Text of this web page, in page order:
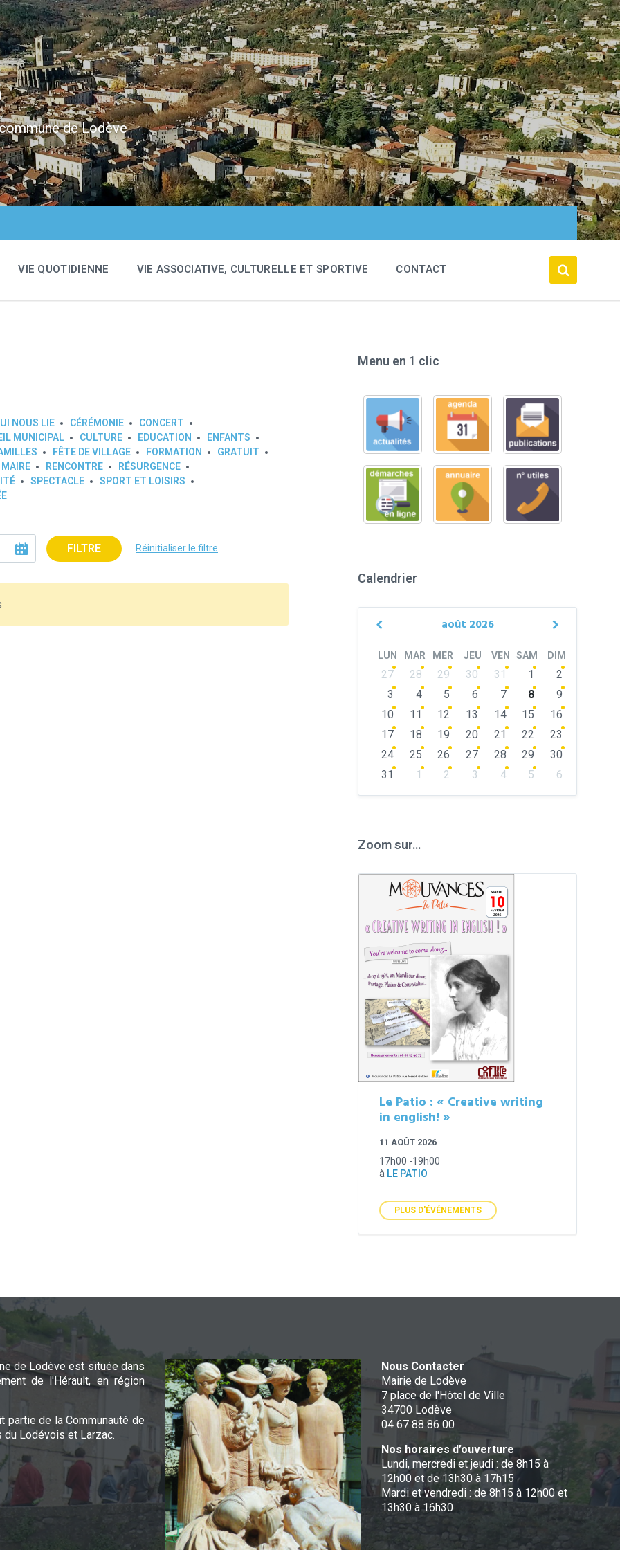
de Lodève
VIE QUOTIDIENNE VIE ASSOCIATIVE, CULTURELLE ET SPORTIVE CONTACT
NOUS LIE CÉRÉMONIE
CONCERT
MUNICIPAL CULTURE EDUCATION
ENFANTS
FÊTE DE VILLAGE FORMATION
GRATUIT
MAIRE RENCONTRE
RÉSURGENCE
SPECTACLE
SPORT ET LOISIRS
FILTRE Réinitialiser le filtre
Menu en 1 clic
Calendrier
août 2026
Previous
Next
LUN MAR MER JEU VEN SAM DIM
Skip
calendar
days
27 28 29 30 31 1
2
3
4 5 6 7 8
9
10
11 12 13 14 15
16
17
18 19 20 21 22
23
24
25 26 27 28 29
30
31
1 2 3 4 5
6
Zoom sur…
Le Patio : « Creative writing
in english! »
11 AOÛT 2026
17h00 -19h00
à LE PATIO
PLUS D'ÉVÉNEMENTS
de Lodève est située dans
de l'Hérault, en région
partie de la Communauté de
du Lodévois et Larzac.
Nous Contacter
Mairie de Lodève
7 place de l'Hôtel de Ville
34700 Lodève
04 67 88 86 00
Nos horaires d’ouverture
Lundi, mercredi et jeudi : de 8h15 à
12h00 et de 13h30 à 17h15
Mardi et vendredi : de 8h15 à 12h00 et
13h30 à 16h30